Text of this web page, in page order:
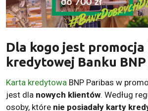
Dla kogo jest
kredytowej Banku BNP
Karta kredytowa BNP Paribas w
jest dla nowych klientów. Według
osoby, które nie posiadały karty